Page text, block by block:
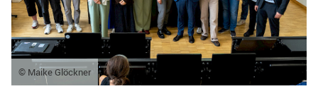
© Maike Glöckner